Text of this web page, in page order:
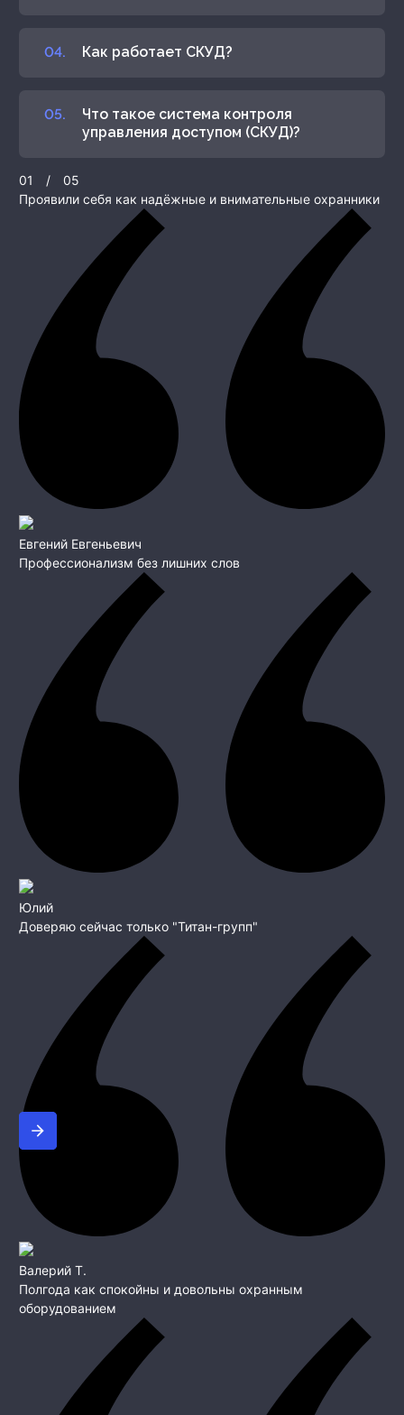
Как работает СКУД?
Что такое система контроля
управления доступом (СКУД)?
01 /
05
Проявили себя как надёжные и внимательные охранники
Евгений Евгеньевич
Профессионализм без лишних слов
Юлий
Доверяю сейчас только "Титан-групп"
Валерий Т.
Полгода как спокойны и довольны охранным
оборудованием